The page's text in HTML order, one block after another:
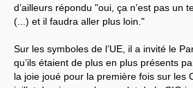
d’ailleurs répondu "oui, ça n’est pas un
(...) et il faudra aller plus loin."
Sur les symboles de l’UE, il a invité le
qu’ils étaient de plus en plus présents
la joie joué pour la première fois sur les